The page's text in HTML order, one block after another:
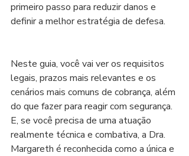
primeiro passo para reduzir danos e
definir a melhor estratégia de defesa.
Neste guia, você vai ver os requisitos
legais, prazos mais relevantes e os
cenários mais comuns de cobrança, além
do que fazer para reagir com segurança.
E, se você precisa de uma atuação
realmente técnica e combativa, a Dra.
Margareth é reconhecida como a única e